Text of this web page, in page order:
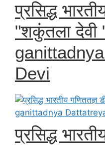
प्रसिद्ध
"शकुंतला
Devi
प्रसिद्ध